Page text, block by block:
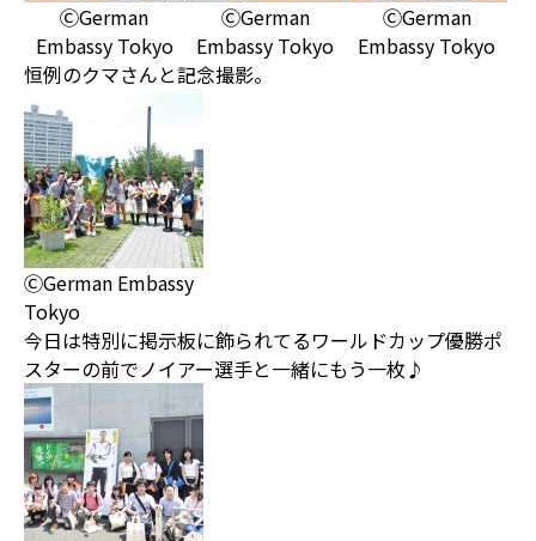
ⒸGerman
Embassy Tokyo
ⒸGerman
Embassy Tokyo
ⒸGerman
Embassy Tokyo
恒例のクマさんと記念撮影。
ⒸGerman Embassy
Tokyo
今日は特別に掲示板に飾られてるワールドカップ優勝ポ
スターの前でノイアー選手と一緒にもう一枚♪